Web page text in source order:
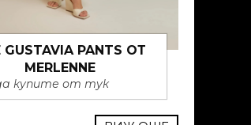
GUSTAVIA PANTS ОТ
MERLENNE
купите от тук